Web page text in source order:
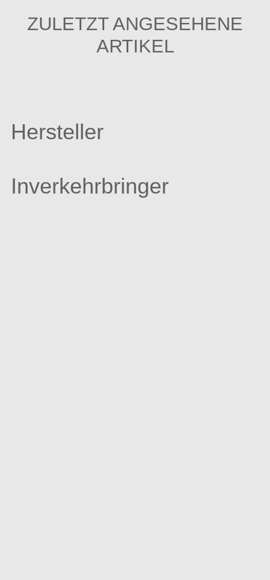
ZULETZT ANGESEHENE
ARTIKEL
Hersteller
Inverkehrbringer